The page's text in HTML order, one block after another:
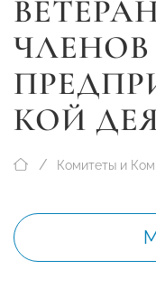
КОЙ
Комитеты и